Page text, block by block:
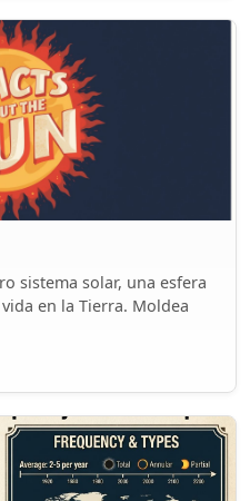
sistema solar, una esfera
en la Tierra. Moldea